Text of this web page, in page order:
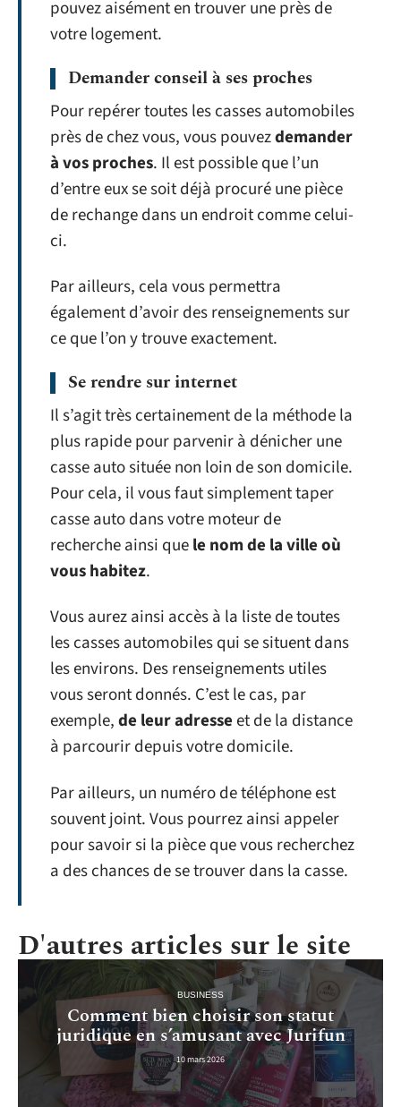
pouvez aisément en trouver une près de
votre logement.
Demander conseil à ses proches
Pour repérer toutes les casses automobiles
près de chez vous, vous pouvezdemander
à vos proches. Il est possible que l’un
d’entre eux se soit déjà procuré une pièce
de rechange dans un endroit comme celui-
ci.
Par ailleurs, cela vous permettra
également d’avoir des renseignements sur
ce que l’on y trouve exactement.
Se rendre sur internet
Il s’agit très certainement de la méthode la
plus rapide pour parvenir à dénicher une
casse auto située non loin de son domicile.
Pour cela, il vous faut simplement taper
casse auto dans votre moteur de
recherche ainsi quele nom de la ville où
vous habitez.
Vous aurez ainsi accès à la liste de toutes
les casses automobiles qui se situent dans
les environs. Des renseignements utiles
vous seront donnés. C’est le cas, par
exemple,de leur adresseet de la distance
à parcourir depuis votre domicile.
Par ailleurs, un numéro de téléphone est
souvent joint. Vous pourrez ainsi appeler
pour savoir si la pièce que vous recherchez
a des chances de se trouver dans la casse.​
D'autres articles sur le site
BUSINESS
Comment bien choisir son statut
juridique en s’amusant avec Jurifun
10 mars 2026